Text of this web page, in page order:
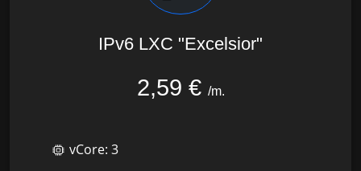
IPv6 LXC "Excelsior"
2,59 € /m.
vCore: 3